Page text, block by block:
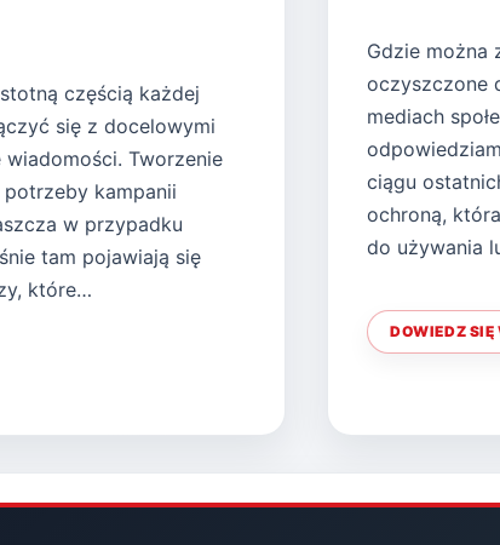
częścią każdej
się z docelowymi
Tworzenie
kampanii
w przypadku
tam pojawiają się
które…
Gdzie można
oczyszczone
mediach
ciągu
ochroną,
do używania
DOWIEDZ SIĘ